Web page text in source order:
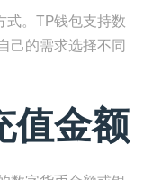
式。TP钱包支持数
己的需求选择不同
值金额